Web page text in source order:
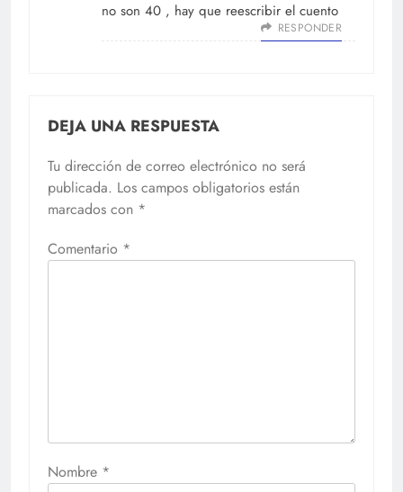
no son 40 , hay que reescribir el cuento
RESPONDER
DEJA UNA RESPUESTA
Tu dirección de correo electrónico no será
publicada. Los campos obligatorios están
marcados con *
Comentario *
Nombre *